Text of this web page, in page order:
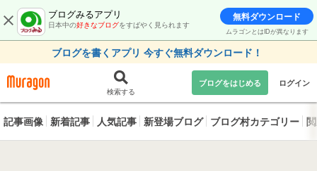
ブログみるアプリ
日本中の好きなブログをすばやく見られます
無料ダウンロード
ムラゴンとはIDが異なります
ブログを書くアプリ 今すぐ無料ダウンロード！
検索する
ブログをはじめる ログイン
記事画像 新着記事 人気記事 新登場ブログ ブログ村カテゴリー